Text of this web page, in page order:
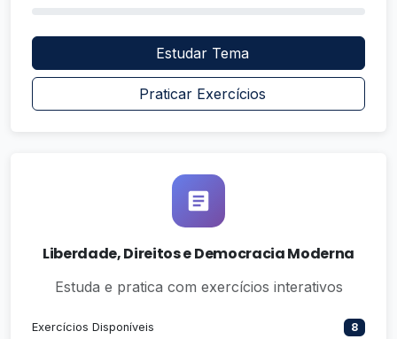
Estudar Tema
Praticar Exercícios
Liberdade, Direitos e Democracia Moderna
Estuda e pratica com exercícios interativos
Exercícios Disponíveis
8